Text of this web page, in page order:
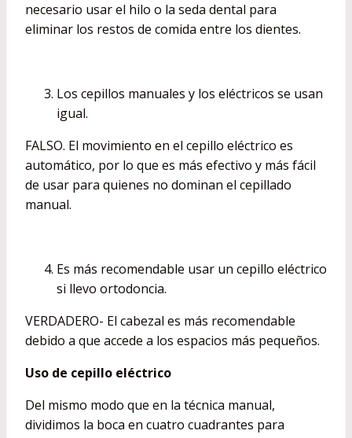
necesario usar el hilo o la seda dental para
eliminar los restos de comida entre los dientes.
Los cepillos manuales y los eléctricos se usan
igual.
FALSO. El movimiento en el cepillo eléctrico es
automático, por lo que es más efectivo y más fácil
de usar para quienes no dominan el cepillado
manual.
Es más recomendable usar un cepillo eléctrico
si llevo ortodoncia.
VERDADERO- El cabezal es más recomendable
debido a que accede a los espacios más pequeños.
Uso de cepillo eléctrico
Del mismo modo que en la técnica manual,
dividimos la boca en cuatro cuadrantes para